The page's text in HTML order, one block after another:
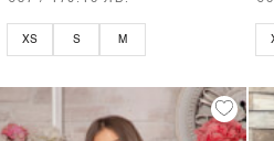
XS S M